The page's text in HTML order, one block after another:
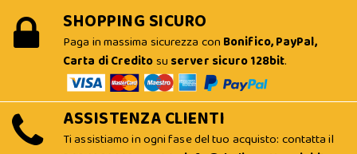
SHOPPING SICURO
Paga in massima sicurezza con Bonifico, PayPal,
Carta di Creditosu server sicuro 128bit.
ASSISTENZA CLIENTI
Ti assistiamo in ogni fase del tuo acquisto: contatta il